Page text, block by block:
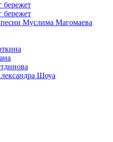
бережет
бережет
Муслима Магомаева
Шоуа